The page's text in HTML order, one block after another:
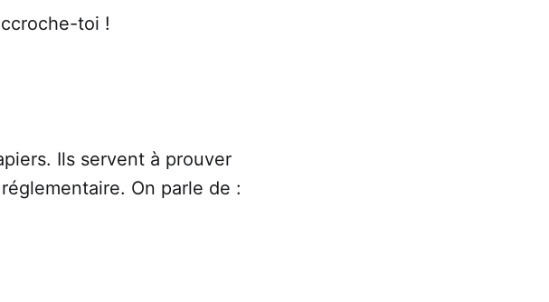
toi !
Ils servent à prouver
On parle de :